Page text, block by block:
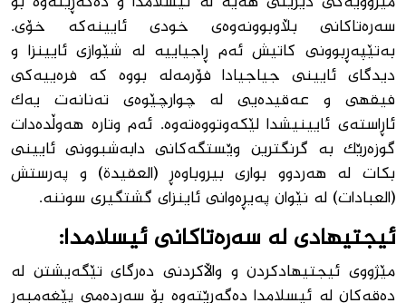
سەرەتاكانی بڵاوبوونەوەی خودی ئایینەكە خۆی.
بەتێپەڕبوونی كاتیش ئەم ڕاجیاییە لە شێوازی ئایینزا و
دیدگای ئایینی جیاجیادا فۆرمەلە بووە كە فرەییەكی
فیقهی و عەقیدەیی لە چوارچێوەی تەنانەت یەك
ئاڕاستەی ئایینیشدا لێكەوتووەتەوە. ئەم وتارە هەوڵدەدات
گوزەرێك بە گرنگترین وێستگەكانی دابەشبوونی ئایینی
بكات لە هەردوو بواری بیروباوەڕ (العقیدة) و پەرستش
(العبادات) لە نێوان پەیڕەوانی ئاینزای گشتگیری سوننە.
ئیجتیهادی لە سەرەتاكانی ئیسلامدا:
مێژووی ئیجتیهادكردن و واڵاكردنی دەرگای تێگەیشتن لە
دەقەكان لە ئیسلامدا دەگەڕێتەوە بۆ سەردەمی پێغەمبەر